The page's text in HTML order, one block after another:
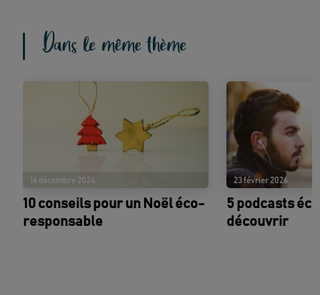
Dans le même thème
16 décembre 2024
10 conseils pour un Noël éco-
responsable
23 février 2026
5 podcasts
découvrir